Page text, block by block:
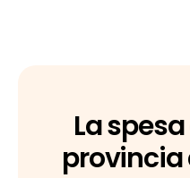
La
provincia